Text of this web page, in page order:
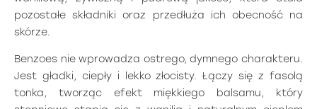
pozostałe składniki oraz przedłuża ich obecność na
skórze.
Benzoes nie wprowadza ostrego, dymnego charakteru.
Jest gładki, ciepły i lekko złocisty. Łączy się z fasolą
tonka, tworząc efekt miękkiego balsamu, który